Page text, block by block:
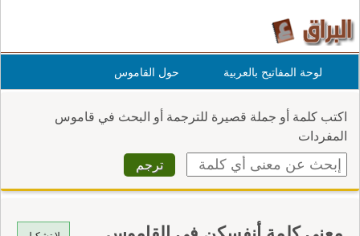
لوحة المفاتيح بالعربية حول القاموس
اكتب كلمة أو جملة قصيرة للترجمة أو البحث في قاموس
المفردات